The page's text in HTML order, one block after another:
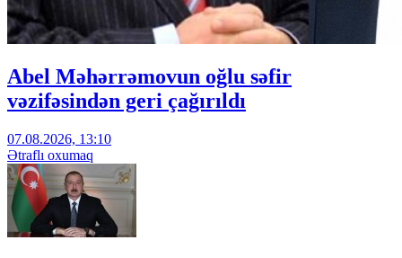
Abel Məhərrəmovun oğlu səfir
vəzifəsindən geri çağırıldı
07.08.2026, 13:10
Ətraflı oxumaq